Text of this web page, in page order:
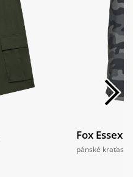
Fox Essex
pánské kraťasy